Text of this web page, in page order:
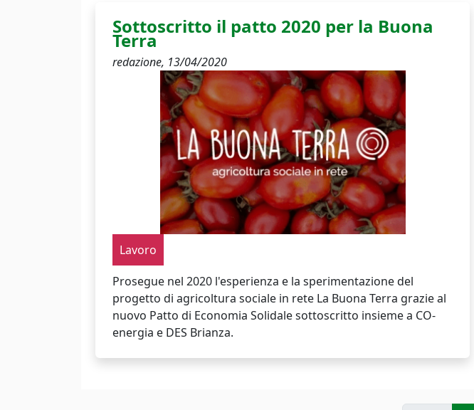
Sottoscritto il patto 2020 per la Buona
Terra
redazione, 13/04/2020
Lavoro
Prosegue nel 2020 l'esperienza e la sperimentazione del
progetto di agricoltura sociale in rete La Buona Terra grazie al
nuovo Patto di Economia Solidale sottoscritto insieme a CO-
energia e DES Brianza.